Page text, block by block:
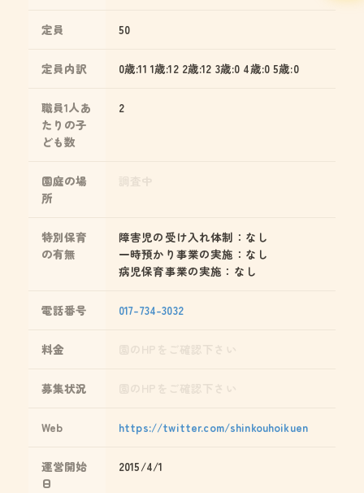
定員 50
定員内訳 0歳:11 1歳:12 2歳:12 3歳:0 4歳:0 5歳:0
職員1人あ
たりの子
ども数
2
園庭の場
所
特別保育
の有無
障害児の受け入れ体制：なし
一時預かり事業の実施：なし
病児保育事業の実施：なし
電話番号 017-734-3032
料金
募集状況
Web https://twitter.com/shinkouhoikuen
運営開始
日
2015/4/1